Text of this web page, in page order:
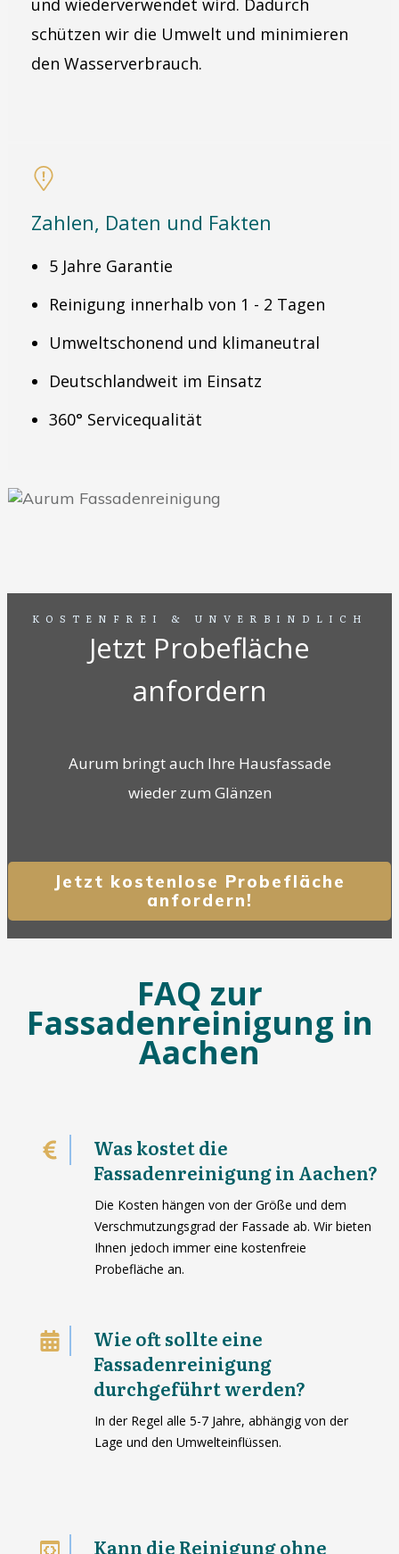
schützen wir die Umwelt und minimieren
den Wasserverbrauch.
Zahlen, Daten und Fakten
5 Jahre Garantie
Reinigung innerhalb von 1 - 2 Tagen
Umweltschonend und klimaneutral
Deutschlandweit im Einsatz
360° Servicequalität
KOSTENFREI & UNVERBINDLICH
Jetzt Probefläche
anfordern
Aurum bringt auch Ihre Hausfassade
wieder zum Glänzen
Jetzt kostenlose Probefläche
anfordern!
FAQ zur
Fassadenreinigung in
Aachen
Was kostet die
Fassadenreinigung in Aachen?
Die Kosten hängen von der Größe und dem
Verschmutzungsgrad der Fassade ab. Wir bieten
Ihnen jedoch immer eine kostenfreie
Probefläche an.
Wie oft sollte eine
Fassadenreinigung
durchgeführt werden?
In der Regel alle 5-7 Jahre, abhängig von der
Lage und den Umwelteinflüssen.
Kann die Reinigung ohne